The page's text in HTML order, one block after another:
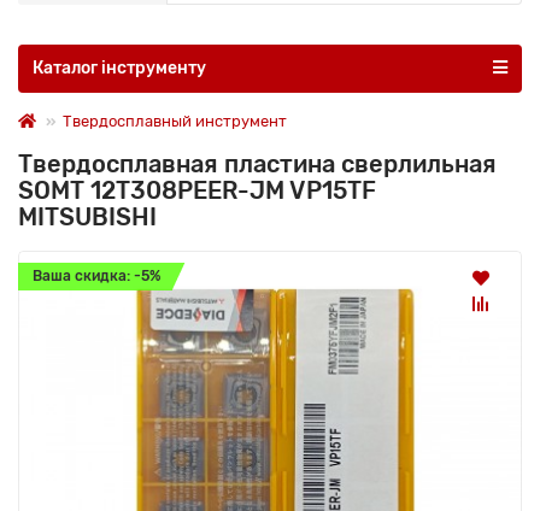
Каталог інструменту
Твердосплавный инструмент
Твердосплавная пластина сверлильная
SOMT 12T308PEER-JM VP15TF
MITSUBISHI
Ваша скидка: -5%